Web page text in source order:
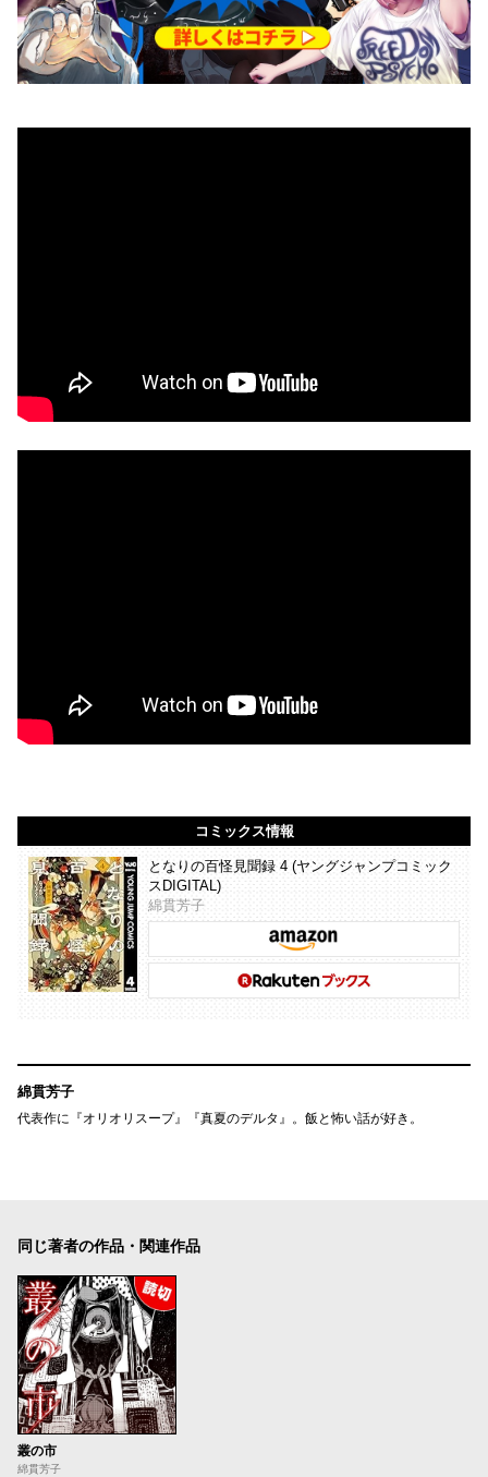
コミックス情報
となりの百怪見聞録 4 (ヤングジャンプコミック
スDIGITAL)
綿貫芳子
綿貫芳子
代表作に『オリオリスープ』『真夏のデルタ』。飯と怖い話が好き。
同じ著者の作品・関連作品
叢の市
綿貫芳子